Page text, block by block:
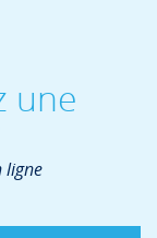
une
ligne